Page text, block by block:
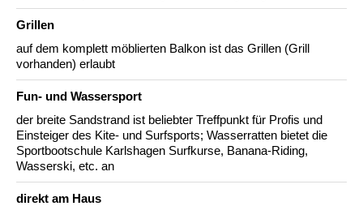
Grillen
auf dem komplett möblierten Balkon ist das Grillen (Grill
vorhanden) erlaubt
Fun- und Wassersport
der breite Sandstrand ist beliebter Treffpunkt für Profis und
Einsteiger des Kite- und Surfsports; Wasserratten bietet die
Sportbootschule Karlshagen Surfkurse, Banana-Riding,
Wasserski, etc. an
direkt am Haus